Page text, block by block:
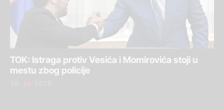
TOK: Istraga protiv Vesića i Momirovića stoji u
mestu zbog policije
30. jul 2026.